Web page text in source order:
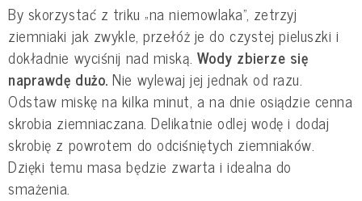
By skorzystać z triku „na niemowlaka”, zetrzyj
ziemniaki jak zwykle, przełóż je do czystej pieluszki i
dokładnie wyciśnij nad miską. Wody zbierze się
naprawdę dużo. Nie wylewaj jej jednak od razu.
Odstaw miskę na kilka minut, a na dnie osiądzie cenna
skrobia ziemniaczana. Delikatnie odlej wodę i dodaj
skrobię z powrotem do odciśniętych ziemniaków.
Dzięki temu masa będzie zwarta i idealna do
smażenia.